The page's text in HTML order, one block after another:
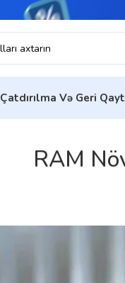
Çatdırılma Və Geri
RAM